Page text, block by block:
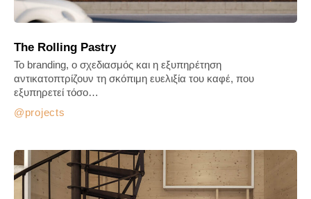
The Rolling Pastry
projects
Το branding, ο σχεδιασμός και η εξυπηρέτηση
αντικατοπτρίζουν τη σκόπιμη ευελιξία του καφέ, που
εξυπηρετεί τόσο…